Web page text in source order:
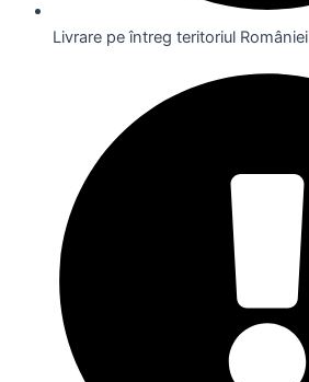
Livrare pe întreg teritoriul României